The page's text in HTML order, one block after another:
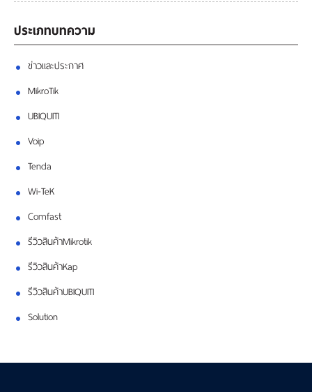
ประเภทบทความ
ข่าวและประกาศ
MikroTik
UBIQUITI
Voip
Tenda
Wi-TeK
Comfast
รีวิวสินค้าMikrotik
รีวิวสินค้าKap
รีวิวสินค้าUBIQUITI
Solution